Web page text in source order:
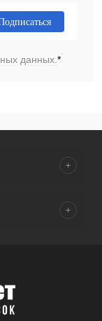
данных.*